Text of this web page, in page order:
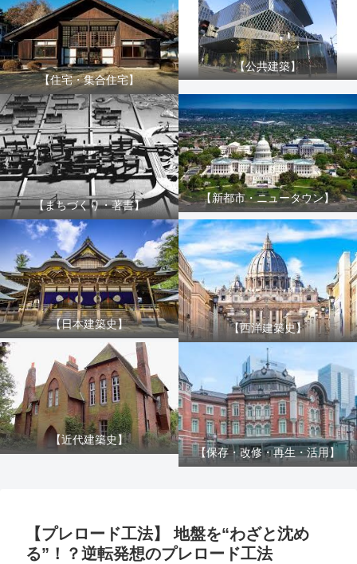
【住宅・集合住宅】
【公共建築】
【まちづくり・著書】
【新都市・ニュータウン】
【日本建築史】 【西洋建築史】
【近代建築史】
【保存・改修・再生・活用】
【プレロード工法】 地盤を“わざと沈め
る”！？逆転発想のプレロード工法